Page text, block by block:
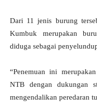
Dari 11 jenis burung
Kumbuk merupakan
diduga sebagai
“Penemuan ini
NTB dengan dukungan
mengendalikan peredaran